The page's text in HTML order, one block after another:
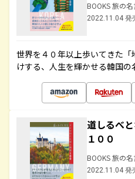
BOOKS 旅の
2022.11.04 発
世界を４０年以上歩いてきた
けする、人生を輝かせる韓国
道しるべ
１００
BOOKS 旅の
2022.11.04 発